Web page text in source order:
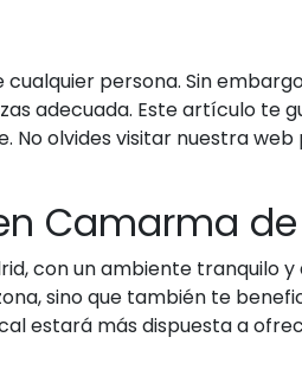
persona. Sin
adecuada. Este artículo te
olvides visitar nuestra
Camarma de
con un ambiente tranquilo y
sino que también te
estará más dispuesta a